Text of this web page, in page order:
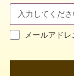
メールアド